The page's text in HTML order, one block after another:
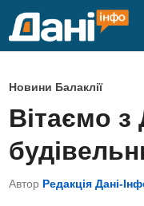
P
o
s
t
Новини Балаклії
Вітаємо з
Автор Редакція Дані-